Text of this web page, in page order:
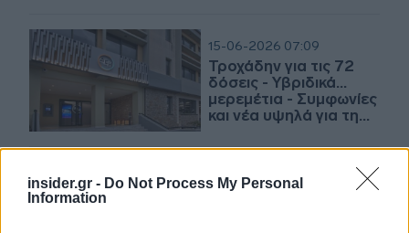
insider.gr - Do Not Process My Personal
Information
15-06-2026 07:09
Τροχάδην για τις 72
δόσεις - Υβριδικά...
μερεμέτια - Συμφωνίες
και νέα υψηλά για τη
03-06-2026 08:36